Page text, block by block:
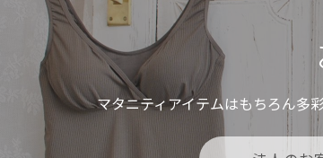
マタニティアイテムはもちろん多